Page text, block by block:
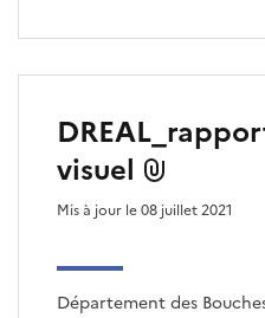
visuel
Département des
Mis à jour le 08 juillet 2021